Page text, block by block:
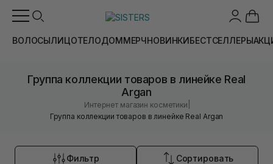
ВОЛОСЫЛИЦОТЕЛОДОММЕРЧНОВИНКИБЕСТСЕЛЛЕРЫ
Группа коллекции товаров в линейке Real
Argan
Интернет магазин косметики
Группа коллекции товаров в линейке Real Argan
Фильтр Сортировать